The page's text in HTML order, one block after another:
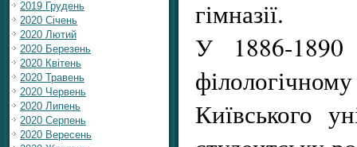
2019 Грудень
2020 Січень
2020 Лютий
2020 Березень
2020 Квітень
2020 Травень
2020 Червень
2020 Липень
2020 Серпень
2020 Вересень
гімназії.
У 1886-1890
Київського